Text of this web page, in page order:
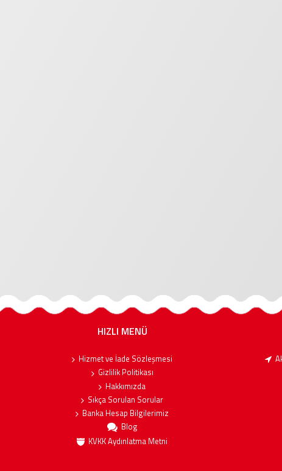
HIZLI MENÜ
Hizmet ve İade Sözleşmesi
Gizlilik Politikası
Hakkımızda
Sıkça Sorulan Sorular
Banka Hesap Bilgilerimiz
Blog
KVKK Aydınlatma Metni